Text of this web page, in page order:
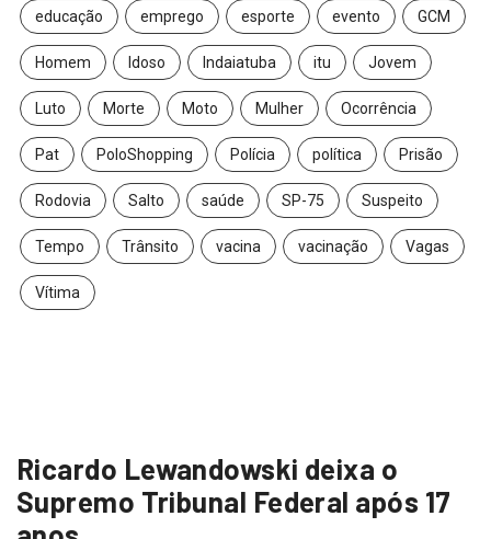
educação emprego esporte evento GCM
Homem Idoso Indaiatuba itu Jovem
Luto Morte Moto Mulher Ocorrência
Pat PoloShopping Polícia política Prisão
Rodovia Salto saúde SP-75 Suspeito
Tempo Trânsito vacina vacinação Vagas
Vítima
Ricardo Lewandowski deixa o
Supremo Tribunal Federal após 17